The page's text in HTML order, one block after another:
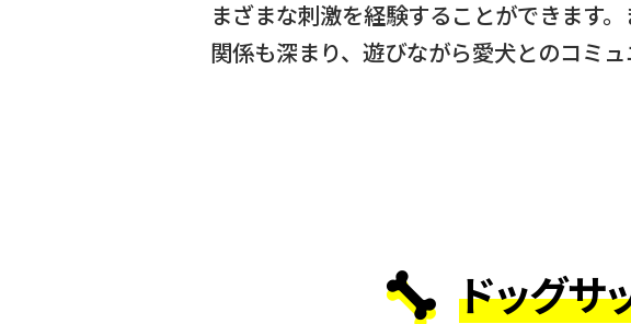
まざまな刺激を経験することができます
関係も深まり、遊びながら愛犬とのコミ
ドッグサ